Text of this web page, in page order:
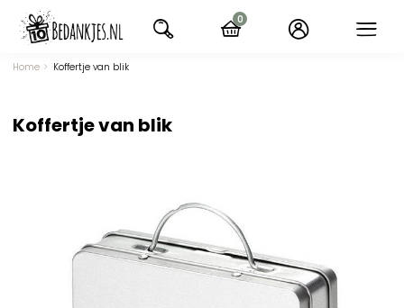
naar
navigatie
Home Koffertje van blik
Koffertje van blik
0
items